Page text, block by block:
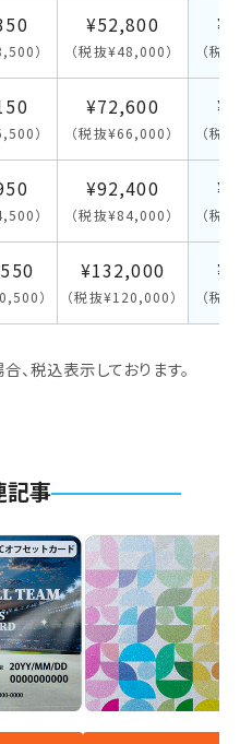
）
¥52,800
（税抜¥48,000） （税抜
）
¥72,600
（税抜¥66,000） （税抜
）
¥92,400
（税抜¥84,000） （税抜
）
¥132,000
（税抜¥120,000） （税抜
税込表示しております。
記事